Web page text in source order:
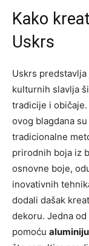
Kako
Uskrs
Uskrs
kulturnih slavlja
tradicije i
ovog blagdana
tradicionalne
prirodnih boja iz
osnovne boje,
inovativnih
dodali dašak
dekoru. Jedna
pomoću